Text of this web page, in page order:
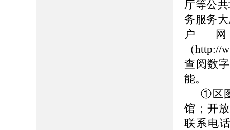
厅等公
务服务
户
（http://
查阅数
能。
①区
馆；开
联系电